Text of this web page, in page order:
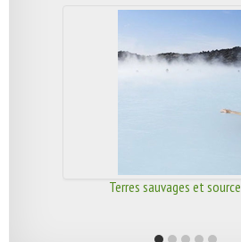
Terres sauvages et